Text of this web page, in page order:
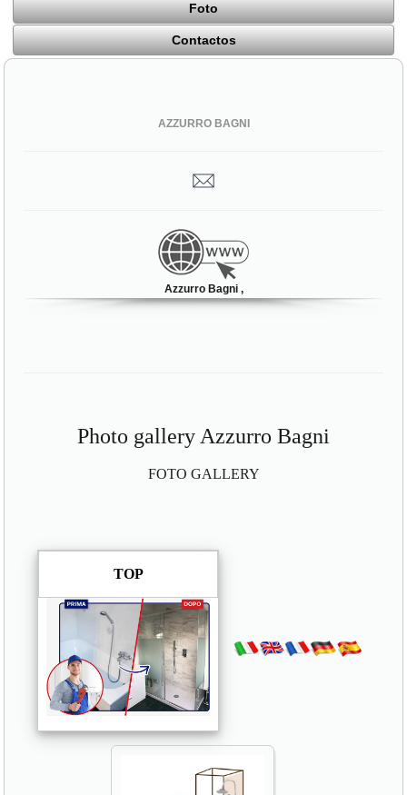
Foto
Contactos
AZZURRO BAGNI
Azzurro Bagni ,
Photo gallery Azzurro Bagni
FOTO GALLERY
TOP